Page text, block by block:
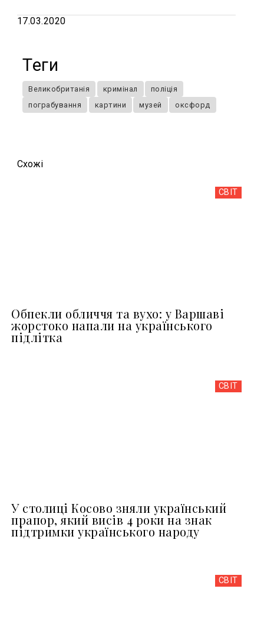
17.03.2020
Теги
Великобританія кримінал
поліція
пограбування
картини музей оксфорд
Схожi
СВІТ
Обпекли обличчя та вухо: у Варшаві
жорстоко напали на українського
підлітка
СВІТ
У столиці Косово зняли український
прапор, який висів 4 роки на знак
підтримки українського народу
СВІТ